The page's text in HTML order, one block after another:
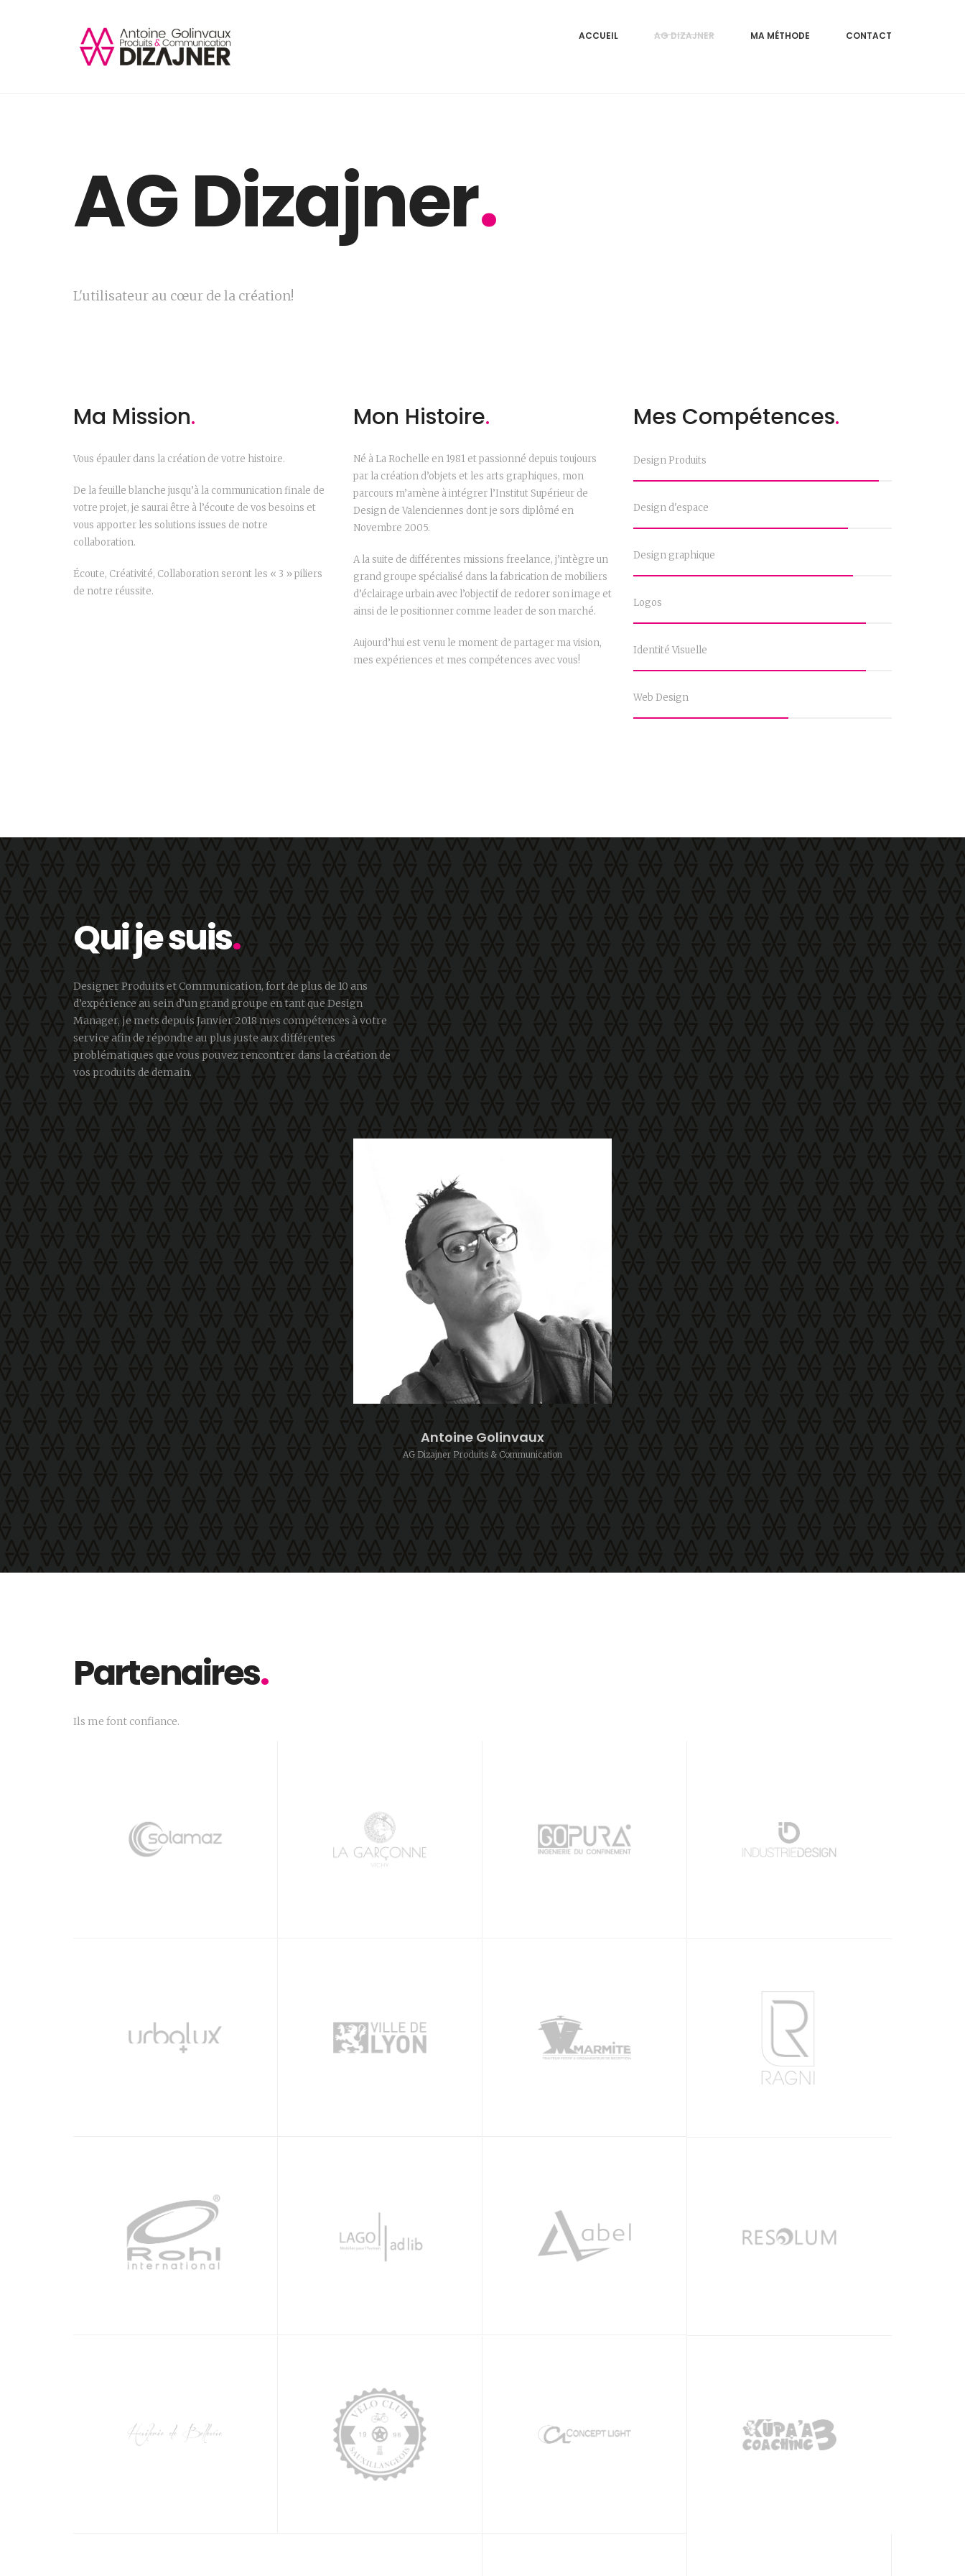
ACCUEIL AG DIZAJNER MA MÉTHODE CONTACT
AG Dizajner.
L'utilisateur au cœur de la création!
Ma Mission.
Vous épauler dans la création de votre histoire.
De la feuille blanche jusqu’à la communication finale de
votre projet, je saurai être à l’écoute de vos besoins et
vous apporter les solutions issues de notre
collaboration.
Écoute, Créativité, Collaboration seront les « 3 » piliers
de notre réussite.
Mon Histoire.
Né à La Rochelle en 1981 et passionné depuis toujours
par la création d’objets et les arts graphiques, mon
parcours m’amène à intégrer l’Institut Supérieur de
Design de Valenciennes dont je sors diplômé en
Novembre 2005.
A la suite de différentes missions freelance, j’intègre un
grand groupe spécialisé dans la fabrication de mobiliers
d’éclairage urbain avec l’objectif de redorer son image et
ainsi de le positionner comme leader de son marché.
Aujourd’hui est venu le moment de partager ma vision,
mes expériences et mes compétences avec vous!
Mes Compétences.
Design Produits
Design d'espace
Design graphique
Logos
Identité Visuelle
Web Design
Qui je suis.
Designer Produits et Communication, fort de plus de 10 ans
d’expérience au sein d’un grand groupe en tant que Design
Manager, je mets depuis Janvier 2018 mes compétences à votre
service afin de répondre au plus juste aux différentes
problématiques que vous pouvez rencontrer dans la création de
vos produits de demain.
Antoine Golinvaux
AG Dizajner Produits & Communication
Partenaires.
Ils me font confiance.